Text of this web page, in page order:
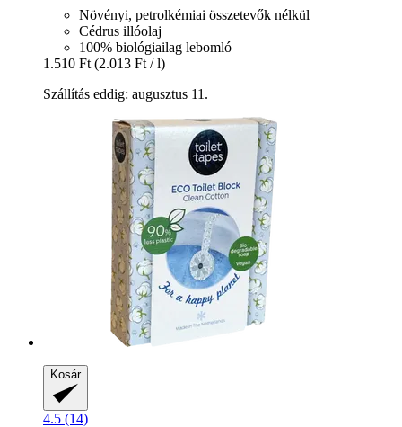
Növényi, petrolkémiai összetevők nélkül
Cédrus illóolaj
100% biológiailag lebomló
1.510 Ft (2.013 Ft / l)
Szállítás eddig: augusztus 11.
Kosár
4.5 (14)